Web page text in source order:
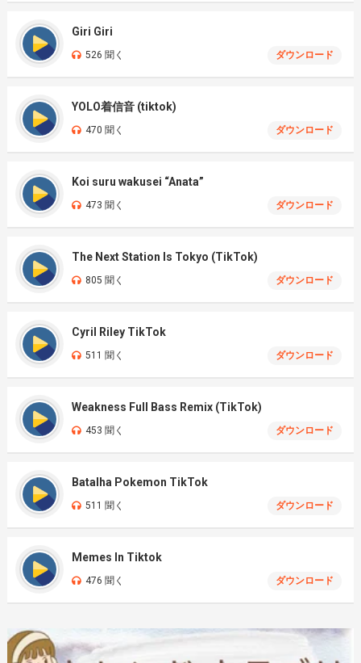
Giri Giri
526 聞く ダウンロード
YOLO着信音 (tiktok)
470 聞く ダウンロード
Koi suru wakusei “Anata”
473 聞く ダウンロード
The Next Station Is Tokyo (TikTok)
805 聞く ダウンロード
Cyril Riley TikTok
511 聞く ダウンロード
Weakness Full Bass Remix (TikTok)
453 聞く ダウンロード
Batalha Pokemon TikTok
511 聞く ダウンロード
Memes In Tiktok
476 聞く ダウンロード